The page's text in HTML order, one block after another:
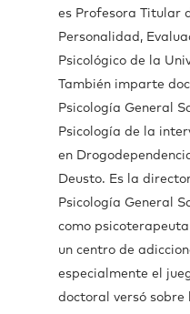
es Profesora Titular
Personalidad,
Psicológico de la
También imparte
Psicología General
Psicología de la
en
Deusto. Es la
Psicología General
como
un centro de
especialmente el
doctoral versó sobre